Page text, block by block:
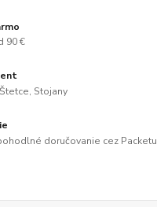
90 €
Stojany
doručovanie cez Packetu